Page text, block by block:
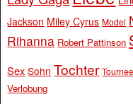
Jackson Miley Cyrus Model
Rihanna Robert Pattinson
Sex Sohn Tochter Tournee
Verlobung